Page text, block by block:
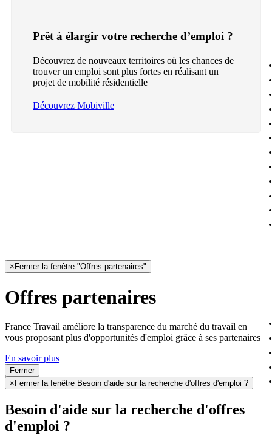
Prêt à élargir votre recherche d’emploi ?
Découvrez de nouveaux territoires où les chances de
trouver un emploi sont plus fortes en réalisant un
projet de mobilité résidentielle
Découvrez Mobiville
× Fermer la fenêtre "Offres partenaires"
Offres partenaires
France Travail améliore la transparence du marché du travail en
vous proposant plus d'opportunités d'emploi grâce à ses partenaires
En savoir plus
Fermer
× Fermer la fenêtre Besoin d'aide sur la recherche d'offres d'emploi ?
Besoin d'aide sur la recherche d'offres
d'emploi ?